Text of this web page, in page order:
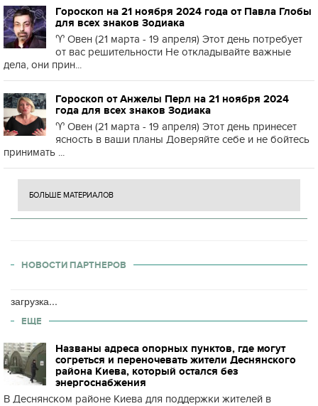
Гороскоп на 21 ноября 2024 года от Павла Глобы
для всех знаков Зодиака
♈️ Овен (21 марта - 19 апреля) Этот день потребует
от вас решительности Не откладывайте важные
дела, они прин...
Гороскоп от Анжелы Перл на 21 ноября 2024
года для всех знаков Зодиака
♈️ Овен (21 марта - 19 апреля) Этот день принесет
ясность в ваши планы Доверяйте себе и не бойтесь
принимать ...
БОЛЬШЕ МАТЕРИАЛОВ
НОВОСТИ ПАРТНЕРОВ
загрузка...
ЕЩЕ
Названы адреса опорных пунктов, где могут
согреться и переночевать жители Деснянского
района Киева, который остался без
энергоснабжения
В Деснянском районе Киева для поддержки жителей в